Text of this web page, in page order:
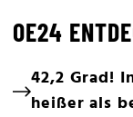
OE24
42,2 Grad!
heißer als